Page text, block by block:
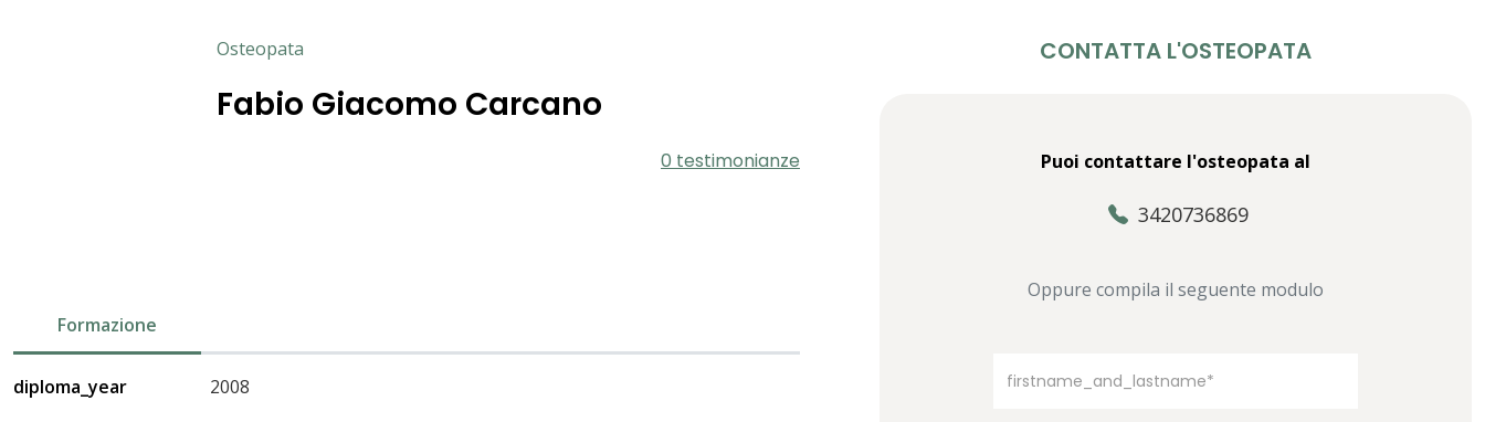
Osteopata
Fabio Giacomo Carcano
0 testimonianze
Formazione
diploma_year 2008
CONTATTA L'OSTEOPATA
Puoi contattare l'osteopata al
3420736869
Oppure compila il seguente modulo